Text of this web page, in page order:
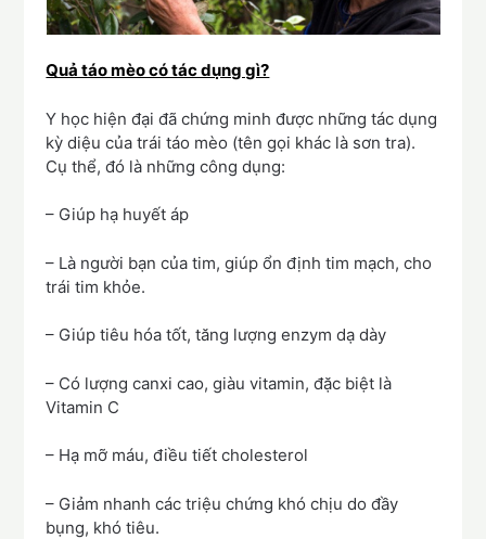
Quả táo mèo có tác dụng gì?
Y học hiện đại đã chứng minh được những tác dụng
kỳ diệu của trái táo mèo (tên gọi khác là sơn tra).
Cụ thể, đó là những công dụng:
– Giúp hạ huyết áp
– Là người bạn của tim, giúp ổn định tim mạch, cho
trái tim khỏe.
– Giúp tiêu hóa tốt, tăng lượng enzym dạ dày
– Có lượng canxi cao, giàu vitamin, đặc biệt là
Vitamin C
– Hạ mỡ máu, điều tiết cholesterol
– Giảm nhanh các triệu chứng khó chịu do đầy
bụng, khó tiêu.